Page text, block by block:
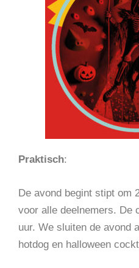
Praktisch:
De avond begint stipt om
voor alle deelnemers. De
uur. We sluiten de avond
hotdog en halloween